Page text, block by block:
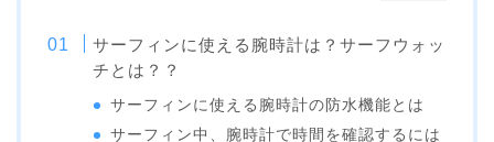
サーフィンに使える腕時計は？サーフウォッ
チとは？？
サーフィンに使える腕時計の防水機能とは
サーフィン中、腕時計で時間を確認するには